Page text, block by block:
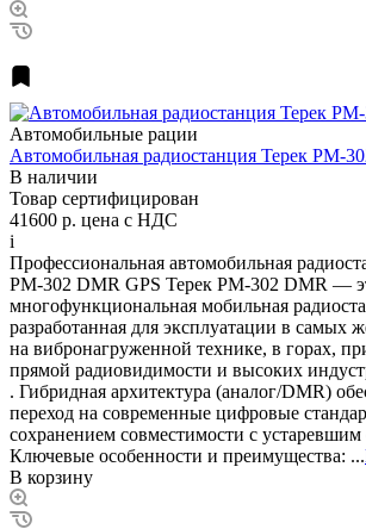
Автомобильные рации
Автомобильная радиостанция Терек РМ-
В наличии
Товар сертифицирован
41600 р. цена с НДС
i
Профессиональная автомобильная
РМ-302 DMR GPS Терек РМ-302 DMR —
многофункциональная мобильная
разработанная для эксплуатации в самых
на вибронагруженной технике, в горах,
прямой радиовидимости и высоких
. Гибридная архитектура (аналог/DMR)
переход на современные цифровые
сохранением совместимости с
Ключевые особенности и преимущества: ...
В корзину